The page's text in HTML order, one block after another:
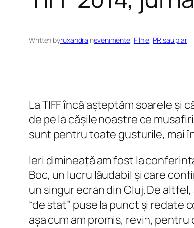
Written byruxandrainevenimente, Filme, PR sau piar
La TIFF încă așteptăm soarele și
de pe la cășile noastre de
sunt pentru toate gusturile, mai
Ieri dimineață am fost la
Boc, un lucru lăudabil și care
un singur ecran din Cluj. De
“de stat” puse la punct și redate
așa cum am promis, revin,